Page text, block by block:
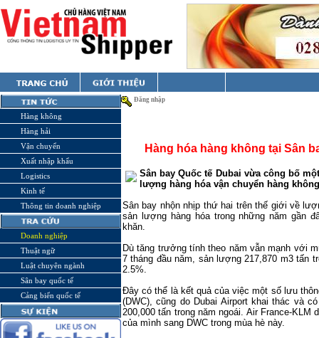
Hàng không
Hàng hải
Vận chuyển
Xuất nhập khẩu
Logistics
Kinh tế
Thông tin doanh nghiệp
Doanh nghiệp
Thuật ngữ
Luật chuyên ngành
Sân bay quốc tế
Cảng biển quốc tế
Đăng nhập
Hàng hóa hàng không tại Sân
Sân bay Quốc tế Dubai vừa công bố
lượng hàng hóa vận chuyển hàng
Sân bay nhộn nhịp thứ hai trên thế giới về
sản lượng hàng hóa trong những năm gần
khăn.
Dù tăng trưởng tính theo năm vẫn mạnh với
7 tháng đầu năm, sản lượng 217,870 m3 tấn
2.5%.
Đây có thể là kết quả của việc một số lưu
(DWC), cũng do Dubai Airportkhai thác và
200,000 tấn trong năm ngoái. Air France-
của mình sang DWC trong mùa hè này.